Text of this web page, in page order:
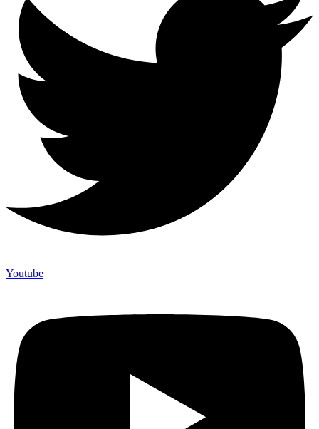
Youtube